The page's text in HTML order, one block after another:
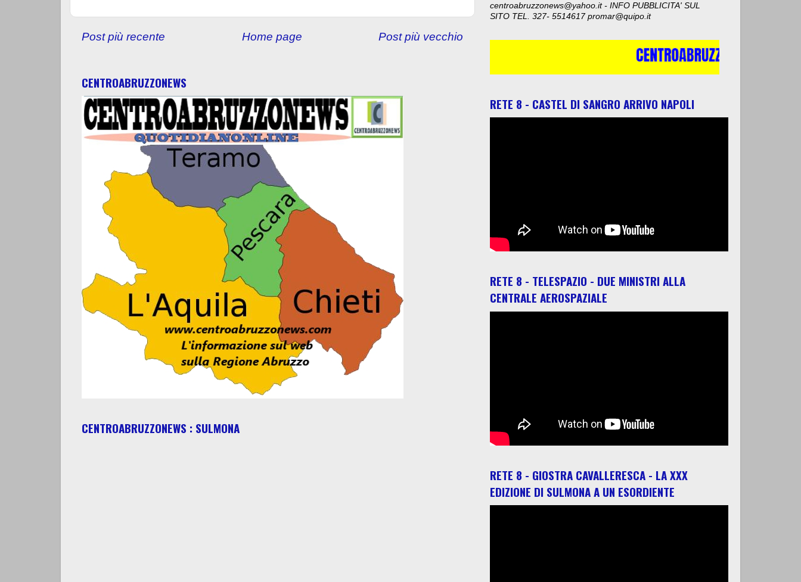
Post più recente Post più vecchio
Home page
CENTROABRUZZONEWS
CENTROABRUZZONEWS : SULMONA
centroabruzzonews@yahoo.it - INFO PUBBLICITA' SUL
SITO TEL. 327- 5514617 promar@quipo.it
RETE 8 - CASTEL DI SANGRO ARRIVO NAPOLI
RETE 8 - TELESPAZIO - DUE MINISTRI ALLA
CENTRALE AEROSPAZIALE
RETE 8 - GIOSTRA CAVALLERESCA - LA XXX
EDIZIONE DI SULMONA A UN ESORDIENTE